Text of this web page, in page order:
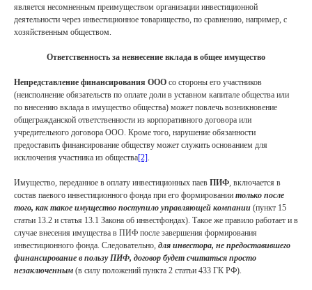
является несомненным преимуществом организации инвестиционной
деятельности через инвестиционное товарищество, по сравнению, например, с
хозяйственным обществом.
Ответственность за невнесение вклада в общее имущество
Непредставление финансирования ООО со стороны его участников
(неисполнение обязательств по оплате доли в уставном капитале общества или
по внесению вклада в имущество общества) может повлечь возникновение
общегражданской ответственности из корпоративного договора или
учредительного договора ООО. Кроме того, нарушение обязанности
предоставить финансирование обществу может служить основанием для
исключения участника из общества[2].
Имущество, переданное в оплату инвестиционных паев ПИФ, включается в
состав паевого инвестиционного фонда при его формировании только после
того, как такое имущество поступило управляющей компании (пункт 15
статьи 13.2 и статья 13.1 Закона об инвестфондах). Такое же правило работает и в
случае внесения имущества в ПИФ после завершения формирования
инвестиционного фонда. Следовательно, для инвестора, не предоставившего
финансирование в пользу ПИФ, договор будет считаться просто
незаключенным (в силу положений пункта 2 статьи 433 ГК РФ).